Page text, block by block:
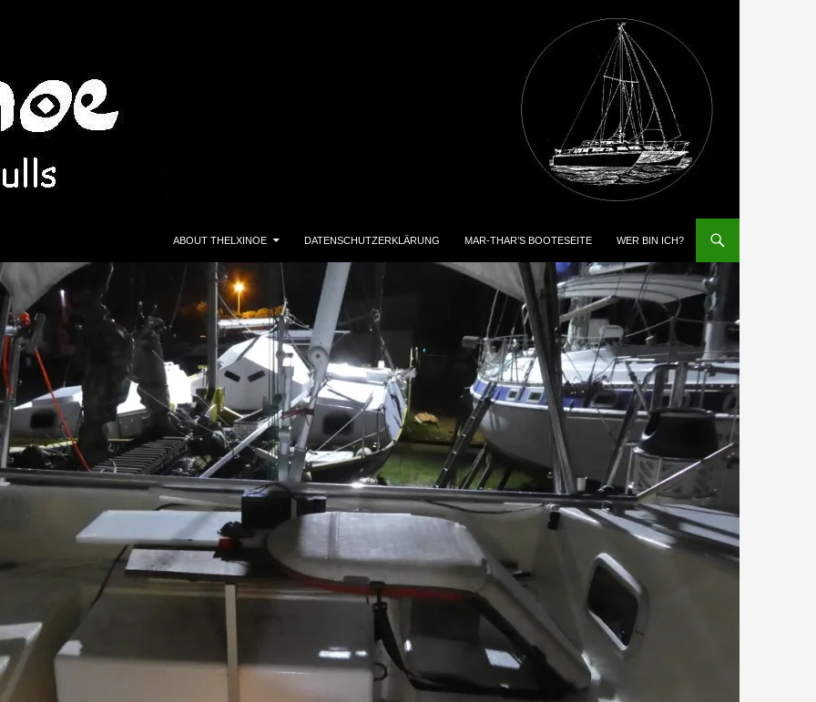
ABOUT THELXINOE
DATENSCHUTZERKLÄRUNG MAR-THAR’S BOOTESEITE WER BIN ICH?